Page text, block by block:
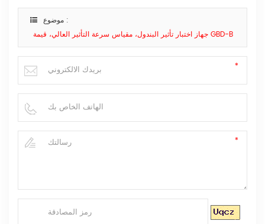
موضوع :
جهاز اختبار تأثير البندول، مقياس سرعة التأثير العالي، قيمة GBD-B